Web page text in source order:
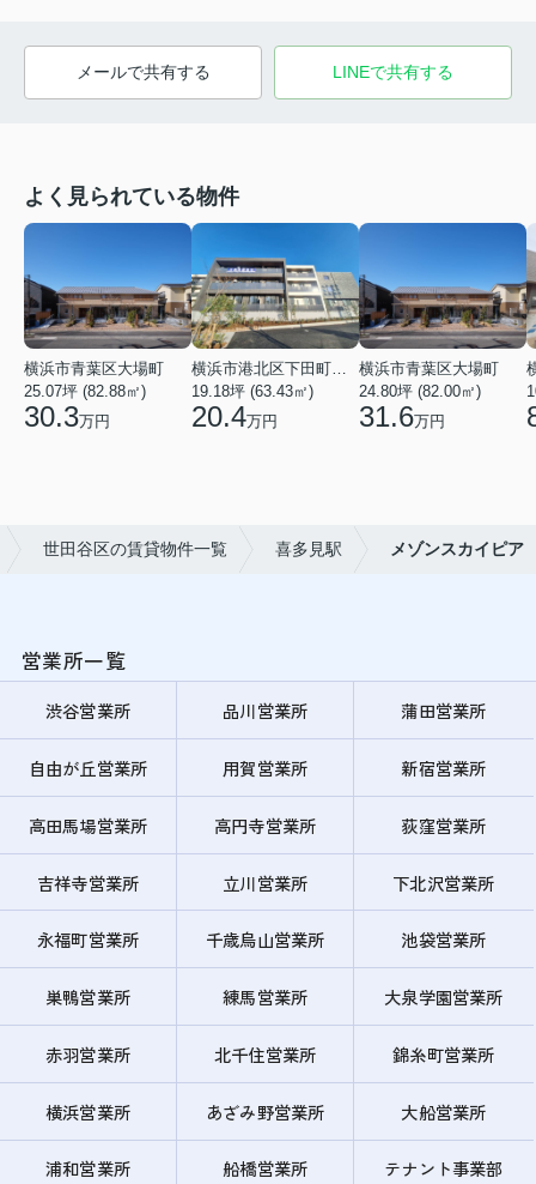
メールで共有する LINEで共有する
よく見られている物件
横浜市青葉区大場町
25.07坪 (82.88㎡)
30.3万円
19.18坪 (63.43㎡)
20.4万円
横浜市青葉区大場町
24.80坪 (82.00㎡)
31.6万円
世田谷区の賃貸物件一覧 喜多見駅 メゾンスカイピア
営業所一覧
渋谷営業所 品川営業所 蒲田営業所
自由が丘営業所 用賀営業所 新宿営業所
高田馬場営業所 高円寺営業所 荻窪営業所
吉祥寺営業所 立川営業所 下北沢営業所
永福町営業所 千歳烏山営業所 池袋営業所
巣鴨営業所 練馬営業所 大泉学園営業所
赤羽営業所 北千住営業所 錦糸町営業所
横浜営業所 あざみ野営業所 大船営業所
浦和営業所 船橋営業所 テナント事業部